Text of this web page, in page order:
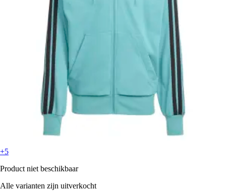
+5
Product niet beschikbaar
Alle varianten zijn uitverkocht